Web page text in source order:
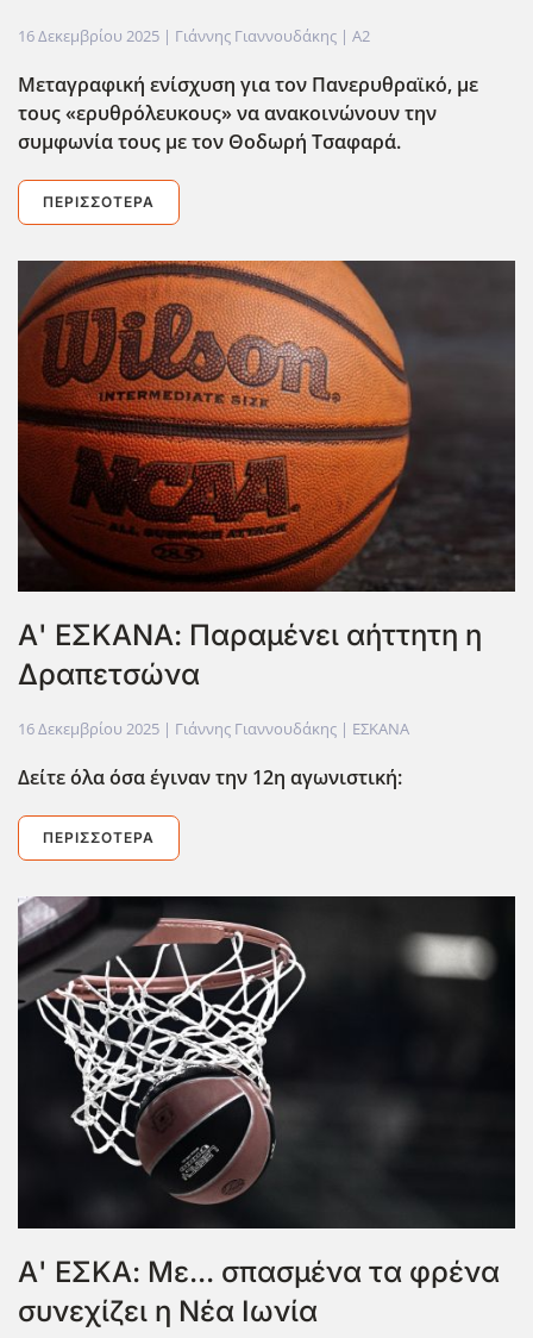
16 Δεκεμβρίου 2025 | Γιάννης Γιαννουδάκης | A2
Μεταγραφική ενίσχυση για τον Πανερυθραϊκό, με
τους «ερυθρόλευκους» να ανακοινώνουν την
συμφωνία τους με τον Θοδωρή Τσαφαρά.
ΠΕΡΙΣΣΌΤΕΡΑ
Α' ΕΣΚΑΝΑ: Παραμένει αήττητη η
Δραπετσώνα
16 Δεκεμβρίου 2025 | Γιάννης Γιαννουδάκης | ΕΣΚΑΝΑ
Δείτε όλα όσα έγιναν την 12η αγωνιστική:
ΠΕΡΙΣΣΌΤΕΡΑ
Α' ΕΣΚΑ: Με... σπασμένα τα φρένα
συνεχίζει η Νέα Ιωνία